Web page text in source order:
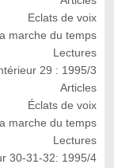
Eclats de voix
marche du temps
Lectures
29 : 1995/3
Articles
Éclats de voix
marche du temps
Lectures
30-31-32: 1995/4